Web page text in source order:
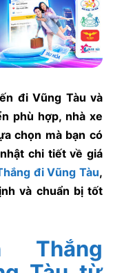
đi Vũng Tàu và
phù hợp, nhà xe
chọn mà bạn có
chi tiết về giá
đi Vũng Tàu,
và chuẩn bị tốt
Thắng